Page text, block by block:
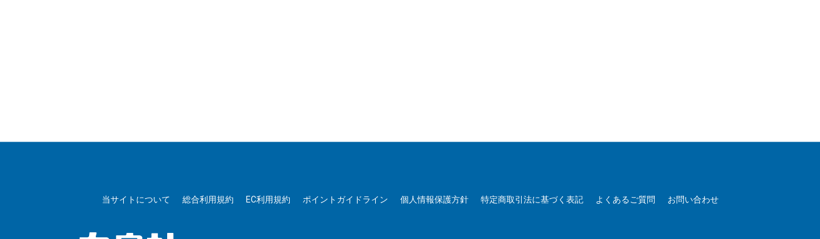
当サイトについて 総合利用規約 EC利用規約 ポイントガイドライン 個人情報保護方針 特定商取引法に基づく表記 よくあるご質問 お問い合わせ